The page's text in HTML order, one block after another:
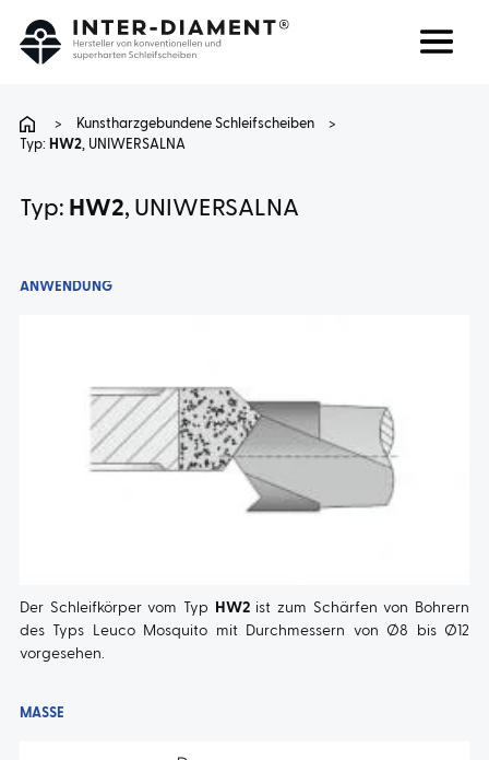
KARRIERE
> Kunstharzgebundene Schleifscheiben
>
Typ: HW2, UNIWERSALNA
Typ: HW2, UNIWERSALNA
ANWENDUNG
Der Schleifkörper vom Typ HW2ist zum Schärfen von Bohrern
des Typs Leuco Mosquito mit Durchmessern von Ø8 bis Ø12
vorgesehen.
MASSE